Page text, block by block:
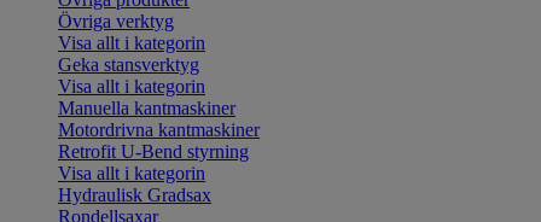
Övriga verktyg
Visa allt i kategorin
Geka stansverktyg
Visa allt i kategorin
Manuella kantmaskiner
Motordrivna kantmaskiner
Retrofit U-Bend styrning
Visa allt i kategorin
Hydraulisk Gradsax
Rondellsaxar